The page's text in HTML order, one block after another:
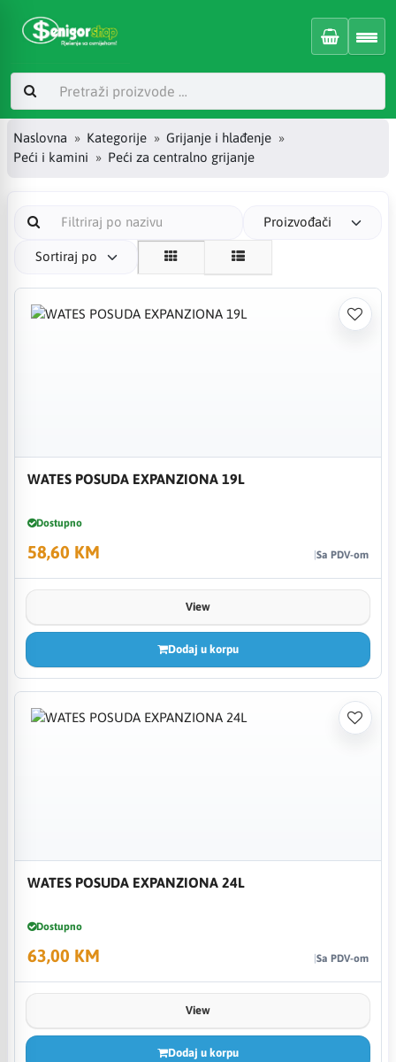
Naslovna Kategorije
Grijanje i hlađenje
Peći i kamini
Peći za centralno grijanje
Proizvođači
Sortiraj po
WATES POSUDA EXPANZIONA 19L
Dostupno
58,60 KM Sa PDV-om
View
Dodaj u korpu
WATES POSUDA EXPANZIONA 24L
Dostupno
63,00 KM Sa PDV-om
View
Dodaj u korpu